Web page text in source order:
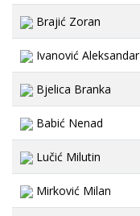
Brajić Zoran
Ivanović Aleksandar
Bjelica Branka
Babić Nenad
Lučić Milutin
Mirković Milan